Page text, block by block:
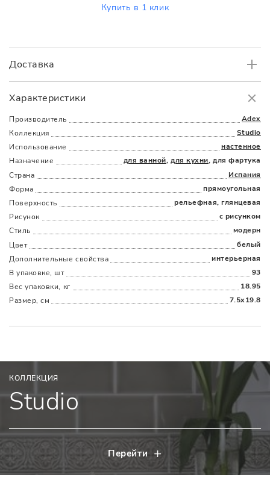
Характеристики
Производитель
Adex
Коллекция
Studio
Использование
настенное
Назначение
для ванной,для кухни, для фартука
Страна
Испания
Форма
прямоугольная
Поверхность
рельефная, глянцевая
Рисунок
с рисунком
Стиль
модерн
Цвет
белый
Дополнительные cвойства
интерьерная
В упаковке, шт
93
Вес упаковки, кг
18.95
Размер, см
7.5x19.8
Доставка
Доставка
НаличымиКартойПо счетуДолями
Купить в 1 клик
КОЛЛЕКЦИЯ
Studio
Перейти